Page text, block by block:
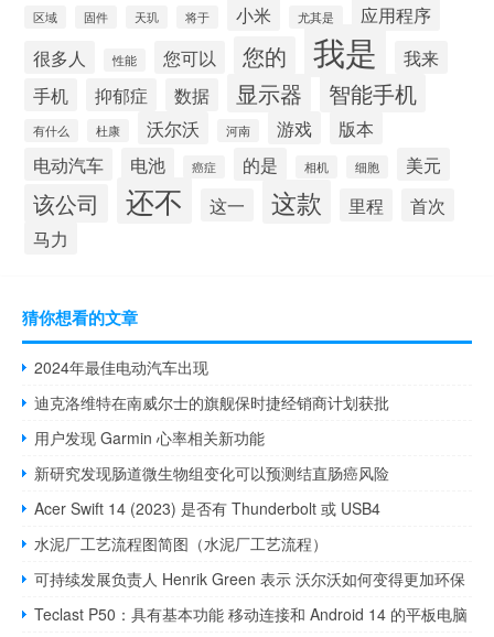
区域 固件 天玑 将于 小米 尤其是
应用程序
很多人
性能 您可以 您的 我是
我来
手机
抑郁症 数据 显示器 智能手机
有什么 杜康 沃尔沃 河南 游戏
版本
电动汽车
电池 癌症 的是 相机 细胞 美元
该公司 还不 这一 这款 里程
首次
马力
猜你想看的文章
2024年最佳电动汽车出现
迪克洛维特在南威尔士的旗舰保时捷经销商计划获批
用户发现 Garmin 心率相关新功能
新研究发现肠道微生物组变化可以预测结直肠癌风险
Acer Swift 14 (2023) 是否有 Thunderbolt 或 USB4
水泥厂工艺流程图简图（水泥厂工艺流程）
可持续发展负责人 Henrik Green 表示 沃尔沃如何变得更加环保
Teclast P50：具有基本功能 移动连接和 Android 14 的平板电脑